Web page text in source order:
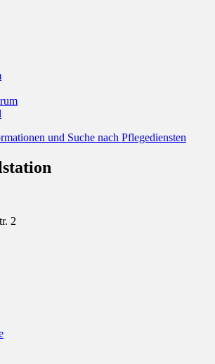
– Informationen
nach Pflegediensten
Hilfswerk
2